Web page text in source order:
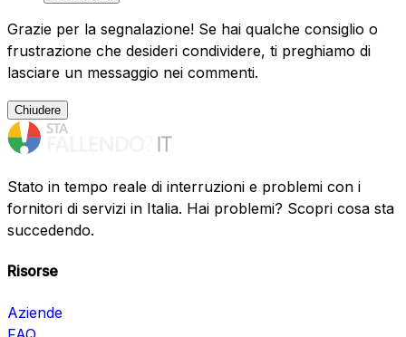
Grazie per la segnalazione! Se hai qualche consiglio o
frustrazione che desideri condividere, ti preghiamo di
lasciare un messaggio nei commenti.
Chiudere
Stato in tempo reale di interruzioni e problemi con i
fornitori di servizi in Italia. Hai problemi? Scopri cosa sta
succedendo.
Risorse
Aziende